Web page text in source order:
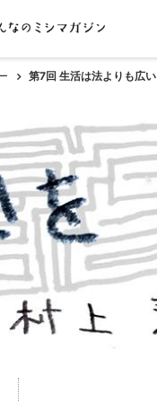
第7回 生活は法よりも広い